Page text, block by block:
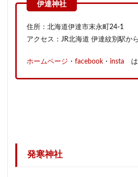
住所：北海道伊達市末永町24-1
アクセス：JR北海道 伊達紋別駅か
ホームページ ・ facebook ・ insta は
発寒神社